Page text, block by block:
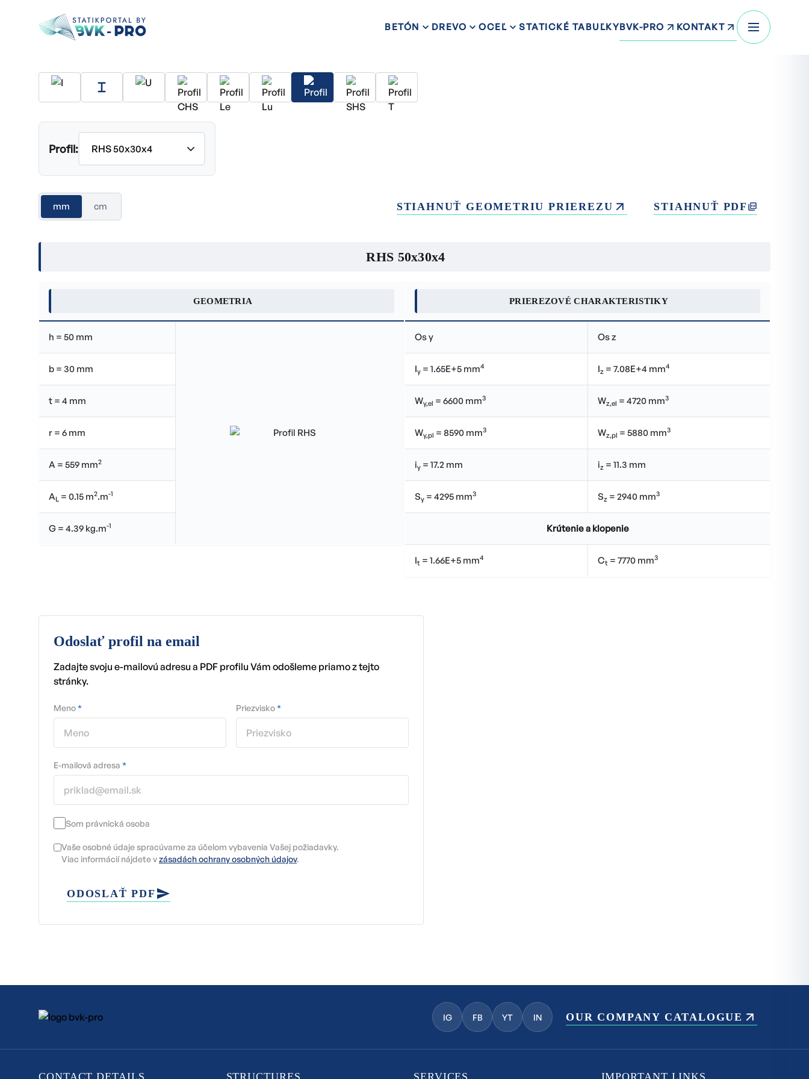
BETÓN DREVO OCEĽ STATICKÉ TABUĽKYBVK-PRO KONTAKT
Profil:
mm cm STIAHNUŤ GEOMETRIU PRIEREZU STIAHNUŤ PDF
RHS 50x30x4
GEOMETRIA
h = 50 mm
b = 30 mm
t = 4 mm
r = 6 mm
A = 559 mm2
AL = 0.15 m2.m-1
G = 4.39 kg.m-1
PRIEREZOVÉ CHARAKTERISTIKY
Os y Os z
Iy = 1.65E+5 mm4 Iz = 7.08E+4 mm4
Wy,el = 6600 mm3 Wz,el = 4720 mm3
Wy,pl = 8590 mm3 Wz,pl = 5880 mm3
iy = 17.2 mm iz = 11.3 mm
Sy = 4295 mm3 Sz = 2940 mm3
Krútenie a klopenie
It = 1.66E+5 mm4 Ct = 7770 mm3
Odoslať profil na email
Zadajte svoju e-mailovú adresu a PDF profilu Vám odošleme priamo z tejto
stránky.
Meno* Priezvisko*
E-mailová adresa *
Som právnická osoba
Vaše osobné údaje spracúvame za účelom vybavenia Vašej požiadavky.
Viac informácií nájdete vzásadách ochrany osobných údajov.
ODOSLAŤ PDF
IG FB YT IN OUR COMPANY CATALOGUE
CONTACT DETAILS STRUCTURES SERVICES IMPORTANT LINKS